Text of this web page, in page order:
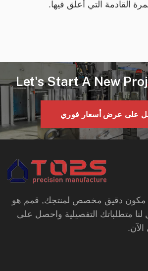
القادمة التي أعلق فيها.
Let's Start A New
على عرض أسعار فوري
مكون دقيق مخصص لمنتجك, قمم هو
متطلباتك التفصيلية واحصل على